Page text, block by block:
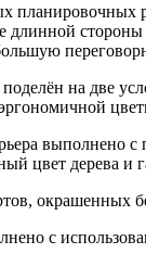
стороны
на две
выполнено
цвет дерева и
окрашенных
с